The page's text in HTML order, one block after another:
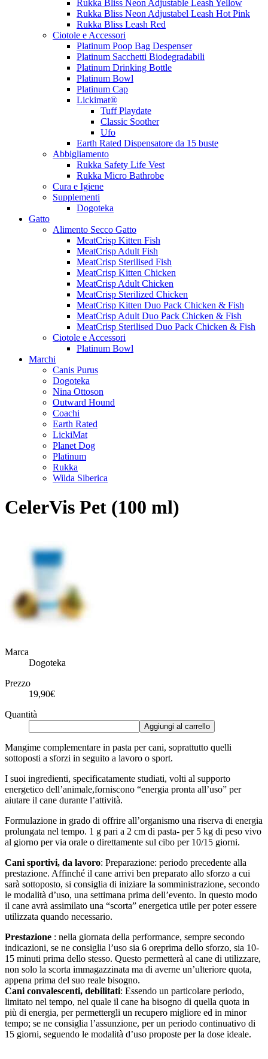
Rukka Bliss Neon Adjustable Leash Yellow
Rukka Bliss Neon Adjustabel Leash Hot Pink
Rukka Bliss Leash Red
Ciotole e Accessori
Platinum Poop Bag Despenser
Platinum Sacchetti Biodegradabili
Platinum Drinking Bottle
Platinum Bowl
Platinum Cap
Lickimat®
Tuff Playdate
Classic Soother
Ufo
Earth Rated Dispensatore da 15 buste
Abbigliamento
Rukka Safety Life Vest
Rukka Micro Bathrobe
Cura e Igiene
Supplementi
Dogoteka
Gatto
Alimento Secco Gatto
MeatCrisp Kitten Fish
MeatCrisp Adult Fish
MeatCrisp Sterilised Fish
MeatCrisp Kitten Chicken
MeatCrisp Adult Chicken
MeatCrisp Sterilized Chicken
MeatCrisp Kitten Duo Pack Chicken & Fish
MeatCrisp Adult Duo Pack Chicken & Fish
MeatCrisp Sterilised Duo Pack Chicken & Fish
Ciotole e Accessori
Platinum Bowl
Marchi
Canis Purus
Dogoteka
Nina Ottoson
Outward Hound
Coachi
Earth Rated
LickiMat
Planet Dog
Platinum
Rukka
Wilda Siberica
CelerVis Pet (100 ml)
Marca
Dogoteka
Prezzo
19,90€
Quantità
Aggiungi al carrello
Mangime complementare in pasta per cani, soprattutto quelli
sottoposti a sforzi in seguito a lavoro o sport.
I suoi ingredienti, specificatamente studiati, volti al supporto
energetico dell’animale,forniscono “energia pronta all’uso” per
aiutare il cane durante l’attività.
Formulazione in grado di offrire all’organismo una riserva di energia
prolungata nel tempo. 1 g pari a 2 cm di pasta- per 5 kg di peso vivo
al giorno per via orale o direttamente sul cibo per 10/15 giorni.
Cani sportivi, da lavoro: Preparazione: periodo precedente alla
prestazione. Affinché il cane arrivi ben preparato allo sforzo a cui
sarà sottoposto, si consiglia di iniziare la somministrazione, secondo
le modalità d’uso, una settimana prima dell’evento. In questo modo
il cane avrà assimilato una “scorta” energetica utile per poter essere
utilizzata quando necessario.
Prestazione : nella giornata della performance, sempre secondo
indicazioni, se ne consiglia l’uso sia 6 oreprima dello sforzo, sia 10-
15 minuti prima dello stesso. Questo permetterà al cane di utilizzare,
non solo la scorta immagazzinata ma di averne un’ulteriore quota,
appena prima del suo reale bisogno.
Cani convalescenti, debilitati: Essendo un particolare periodo,
limitato nel tempo, nel quale il cane ha bisogno di quella quota in
più di energia, per permettergli un recupero migliore ed in minor
tempo; se ne consiglia l’assunzione, per un periodo continuativo di
15 giorni, seguendo le modalità d’uso proposte per la dose ideale.